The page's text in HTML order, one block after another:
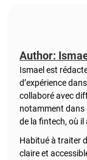
Author:
Ismael est
d’expérience
collaboré avec
notamment dans
de la fintech, où
Habitué à traiter
claire et